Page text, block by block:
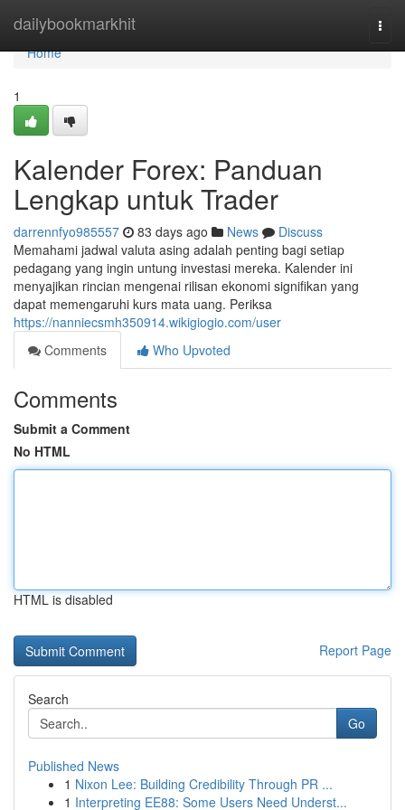
dailybookmarkhit
Home
Home
1
Kalender Forex: Panduan
Lengkap untuk Trader
darrennfyo985557 83 days ago News
Discuss
Memahami jadwal valuta asing adalah penting bagi setiap
pedagang yang ingin untung investasi mereka. Kalender ini
menyajikan rincian mengenai rilisan ekonomi signifikan yang
dapat memengaruhi kurs mata uang. Periksa
https://nanniecsmh350914.wikigiogio.com/user
Comments
Who Upvoted
Comments
Submit a Comment
No HTML
HTML is disabled
Report Page
Search
Go
Published News
1 Nixon Lee: Building Credibility Through PR ...
1 Interpreting EE88: Some Users Need Underst...